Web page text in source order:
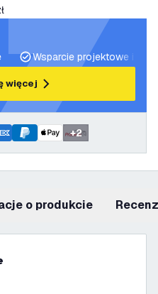
Wsparcie projektowe i
więcej
+2
o produkcie